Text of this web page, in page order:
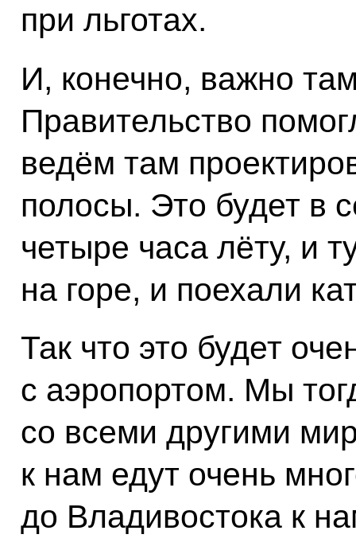
при льготах.
И, конечно, важно
Правительство
ведём там
полосы. Это будет в
четыре часа лёту, и
на горе, и поехали
Так что это будет
с аэропортом. Мы
со всеми другими
к нам едут очень
до Владивостока к